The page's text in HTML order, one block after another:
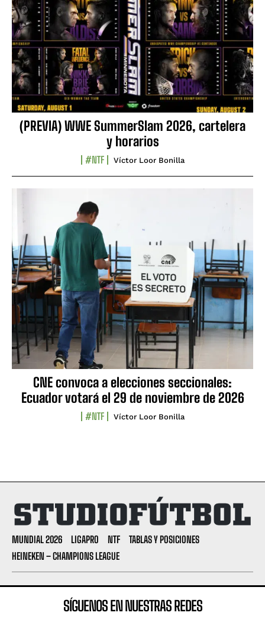
(PREVIA) WWE SummerSlam 2026, cartelera
y horarios
#NTF Víctor Loor Bonilla
CNE convoca a elecciones seccionales:
Ecuador votará el 29 de noviembre de 2026
#NTF Víctor Loor Bonilla
MUNDIAL 2026 LIGAPRO NTF
TABLAS Y POSICIONES
HEINEKEN – CHAMPIONS LEAGUE
SÍGUENOS EN NUESTRAS REDES